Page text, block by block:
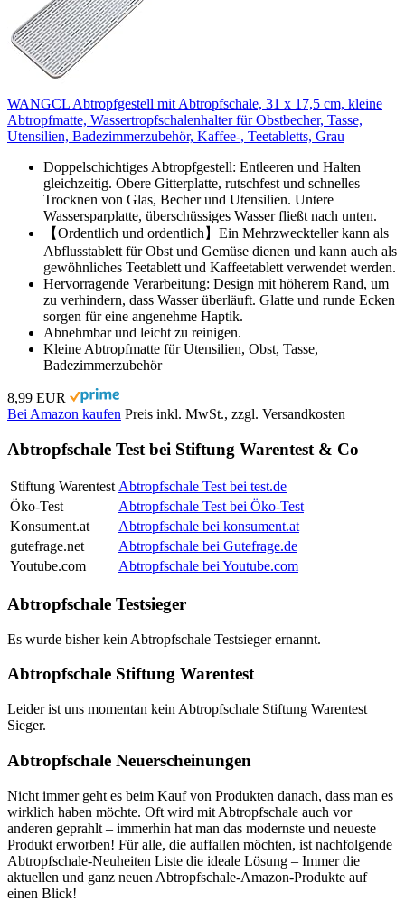
WANGCL Abtropfgestell mit Abtropfschale, 31 x 17,5 cm, kleine
Abtropfmatte, Wassertropfschalenhalter für Obstbecher, Tasse,
Utensilien, Badezimmerzubehör, Kaffee-, Teetabletts, Grau
Doppelschichtiges Abtropfgestell: Entleeren und Halten
gleichzeitig. Obere Gitterplatte, rutschfest und schnelles
Trocknen von Glas, Becher und Utensilien. Untere
Wassersparplatte, überschüssiges Wasser fließt nach unten.
【Ordentlich und ordentlich】Ein Mehrzweckteller kann als
Abflusstablett für Obst und Gemüse dienen und kann auch als
gewöhnliches Teetablett und Kaffeetablett verwendet werden.
Hervorragende Verarbeitung: Design mit höherem Rand, um
zu verhindern, dass Wasser überläuft. Glatte und runde Ecken
sorgen für eine angenehme Haptik.
Abnehmbar und leicht zu reinigen.
Kleine Abtropfmatte für Utensilien, Obst, Tasse,
Badezimmerzubehör
8,99 EUR
Bei Amazon kaufen Preis inkl. MwSt., zzgl. Versandkosten
Abtropfschale Test bei Stiftung Warentest & Co
Stiftung Warentest Abtropfschale Test bei test.de
Öko-Test
Abtropfschale Test bei Öko-Test
Konsument.at
Abtropfschale bei konsument.at
gutefrage.net
Abtropfschale bei Gutefrage.de
Youtube.com
Abtropfschale bei Youtube.com
Abtropfschale Testsieger
Es wurde bisher kein Abtropfschale Testsieger ernannt.
Abtropfschale Stiftung Warentest
Leider ist uns momentan kein Abtropfschale Stiftung Warentest
Sieger.
Abtropfschale Neuerscheinungen
Nicht immer geht es beim Kauf von Produkten danach, dass man es
wirklich haben möchte. Oft wird mit Abtropfschale auch vor
anderen geprahlt – immerhin hat man das modernste und neueste
Produkt erworben! Für alle, die auffallen möchten, ist nachfolgende
Abtropfschale-Neuheiten Liste die ideale Lösung – Immer die
aktuellen und ganz neuen Abtropfschale-Amazon-Produkte auf
einen Blick!